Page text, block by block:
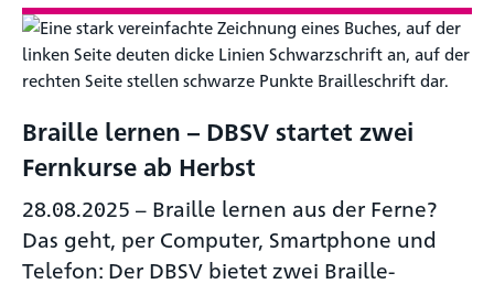
Braille lernen – DBSV startet zwei
Fernkurse ab Herbst
28.08.2025 – Braille lernen aus der Ferne?
Das geht, per Computer, Smartphone und
Telefon: Der DBSV bietet zwei Braille-